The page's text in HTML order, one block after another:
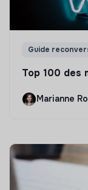
Guide
Top 100 des
Marianne